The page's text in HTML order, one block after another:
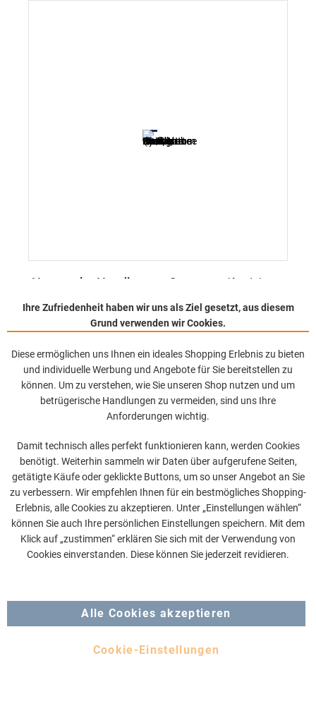
Hansgrohe Handbrause Crometta 1jet | 1
Strahlart (Rain), weiß/chrom / EcoSmart 9
Erfrischender Rain-Strahl
EcoSmart-Technologie
Reduzierter Wasserverbrauch von max. 8 l/min
Spart Wasser- und Energiekosten im täglichen Gebrauch
QuickClean-Technologie
Einfache Entfernung von Kalk und Schmutz
Ideal für Renovierungen und den unkomplizierten
Austausch bestehender Brausen
Pflegeleichte Kunststoff-Strahlscheibe für einfache
Reinigung
16,99 €
Produkt ansehen
Ihre Zufriedenheit haben wir uns als Ziel gesetzt, aus diesem
Grund verwenden wir Cookies.
Diese ermöglichen uns Ihnen ein ideales Shopping Erlebnis zu bieten
und individuelle Werbung und Angebote für Sie bereitstellen zu
können. Um zu verstehen, wie Sie unseren Shop nutzen und um
betrügerische Handlungen zu vermeiden, sind uns Ihre
Anforderungen wichtig.
Damit technisch alles perfekt funktionieren kann, werden Cookies
benötigt. Weiterhin sammeln wir Daten über aufgerufene Seiten,
getätigte Käufe oder geklickte Buttons, um so unser Angebot an Sie
zu verbessern. Wir empfehlen Ihnen für ein bestmögliches Shopping-
Erlebnis, alle Cookies zu akzeptieren. Unter „Einstellungen wählen“
können Sie auch Ihre persönlichen Einstellungen speichern. Mit dem
Klick auf „zustimmen“ erklären Sie sich mit der Verwendung von
Cookies einverstanden. Diese können Sie jederzeit revidieren.
Alle Cookies akzeptieren
Cookie-Einstellungen